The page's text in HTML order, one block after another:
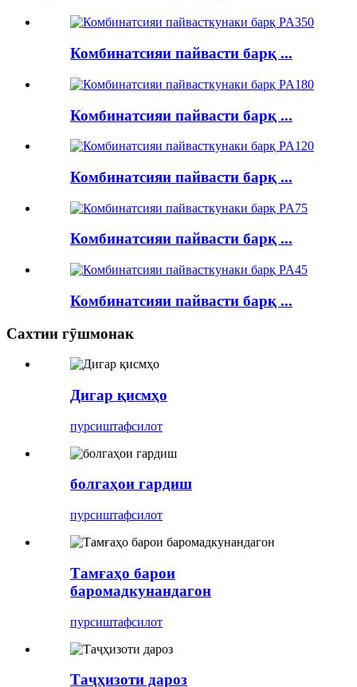
Комбинатсияи пайвасти барқ ​​...
Комбинатсияи пайвасти барқ ​​...
Комбинатсияи пайвасти барқ ​​...
Комбинатсияи пайвасти барқ ​​...
Комбинатсияи пайвасти барқ ​​...
Сахтии гӯшмонак
Дигар қисмҳо
пурсиштафсилот
болгаҳои гардиш
пурсиштафсилот
Тамғаҳо барои
баромадкунандагон
пурсиштафсилот
Таҷҳизоти дароз